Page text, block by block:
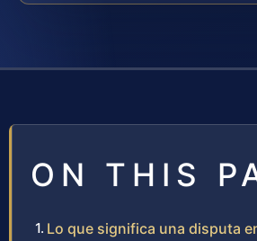
ON THIS
Lo que significa una disputa